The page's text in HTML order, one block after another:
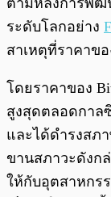
ตามหลังการพัฒ
ระดับโลกอย่าง
สาเหตุที่ราคาข
โดยราคาของ
สูงสุดตลอดกาล
และได้ดำรงสภ
ขานสภาวะดังกล่
ให้กับอุตสาหกร